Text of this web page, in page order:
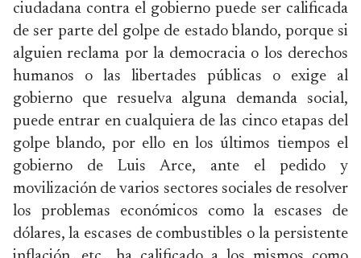
ciudadana contra el gobierno puede ser calificada
de ser parte del golpe de estado blando, porque si
alguien reclama por la democracia o los derechos
humanos o las libertades públicas o exige al
gobierno que resuelva alguna demanda social,
puede entrar en cualquiera de las cinco etapas del
golpe blando, por ello en los últimos tiempos el
gobierno de Luis Arce, ante el pedido y
movilización de varios sectores sociales de resolver
los problemas económicos como la escases de
dólares, la escases de combustibles o la persistente